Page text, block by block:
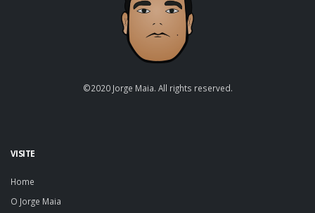
©2020 Jorge Maia. All rights reserved.
VISITE
Home
O Jorge Maia